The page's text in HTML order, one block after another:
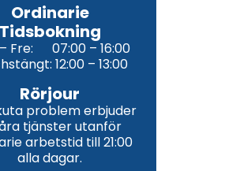
Ordinarie
Tidsbokning
Fre: 07:00 – 16:00
12:00 – 13:00
Rörjour
problem erbjuder
tjänster utanför
arbetstid till 21:00
alla dagar.